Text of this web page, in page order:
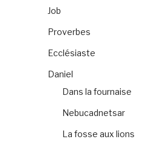
Job
Proverbes
Ecclésiaste
Daniel
Dans la fournaise
Nebucadnetsar
La fosse aux lions